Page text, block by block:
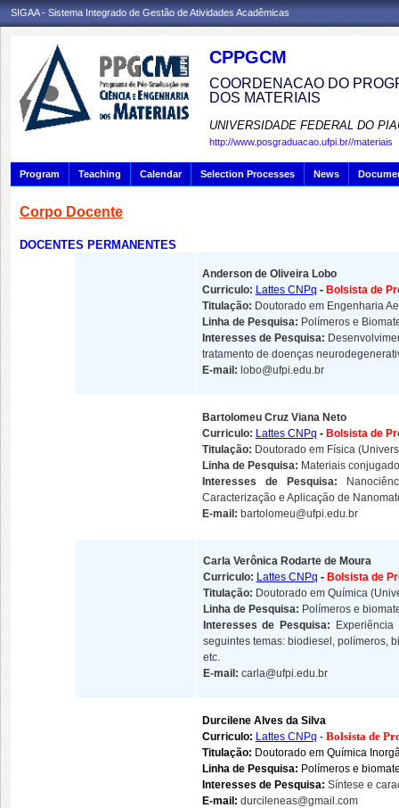
SIGAA - Sistema Integrado de Gestão de Atividades Acadêmicas
CPPGCM
COORDENACAO DO
DOS MATERIAIS
UNIVERSIDADE FEDERAL DO
http://www.posgraduacao.ufpi.br//materiais
Program Teaching Calendar Selection Processes News
Corpo Docente
DOCENTES PERMANENTES
Anderson de Oliveira Lobo
Curriculo: Lattes CNPq - Bolsista de
Titulação: Doutorado em Engenharia
Linha de Pesquisa: Polímeros e
Interesses de Pesquisa:
tratamento de doenças
E-mail: lobo@ufpi.edu.br
Bartolomeu Cruz Viana Neto
Curriculo: Lattes CNPq - Bolsista de
Titulação: Doutorado em Física
Linha de Pesquisa: Materiais
Interesses de Pesquisa:
Caracterização e Aplicação de
E-mail: bartolomeu@ufpi.edu.br
Carla Verônica Rodarte de Moura
Curriculo: Lattes CNPq - Bolsista de
Titulação: Doutorado em Química
Linha de Pesquisa: Polímeros e
Interesses de Pesquisa: Experiência
seguintes temas: biodiesel, polímeros,
etc.
E-mail: carla@ufpi.edu.br
Durcilene Alves da Silva
Curriculo: Lattes CNPq - Bolsista de
Titulação: Doutorado em Química
Linha de Pesquisa: Polímeros e
Interesses de Pesquisa: Síntese e
E-mail: durcileneas@gmail.com